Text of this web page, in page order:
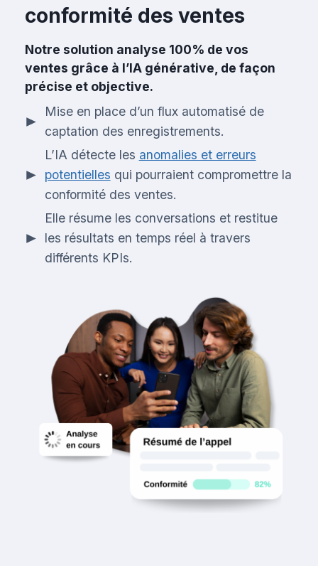
conformité des ventes
Notre solution analyse 100% de vos
ventes grâce à l’IA générative, de façon
précise et objective.
Mise en place d’un flux automatisé de
captation des enregistrements.
L’IA détecte les anomalies et erreurs
potentielles qui pourraient compromettre la
conformité des ventes.
Elle résume les conversations et restitue
les résultats en temps réel à travers
différents KPIs.